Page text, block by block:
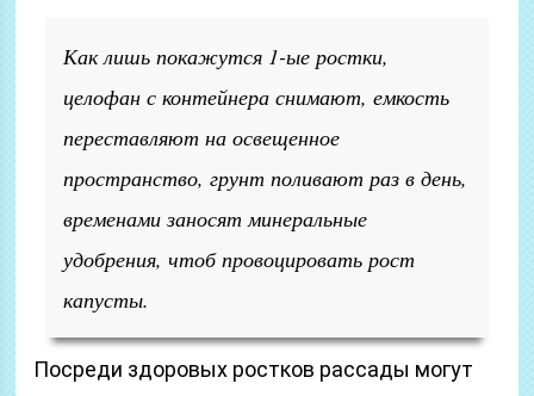
Как лишь покажутся 1-ые ростки,
целофан с контейнера снимают, емкость
переставляют на освещенное
пространство, грунт поливают раз в день,
временами заносят минеральные
удобрения, чтоб провоцировать рост
капусты.
Посреди здоровых ростков рассады могут